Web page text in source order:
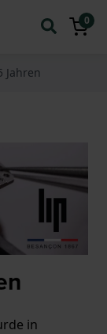
0
Jahren
in